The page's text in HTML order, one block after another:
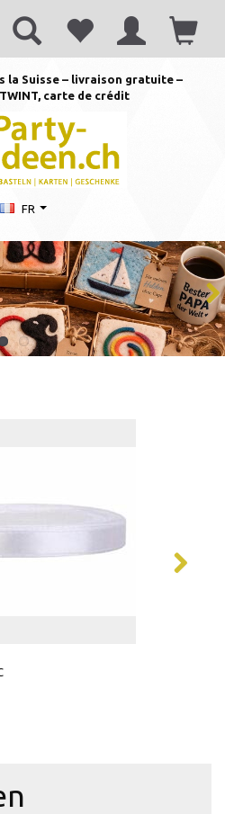
la Suisse – livraison gratuite –
carte de crédit
FR